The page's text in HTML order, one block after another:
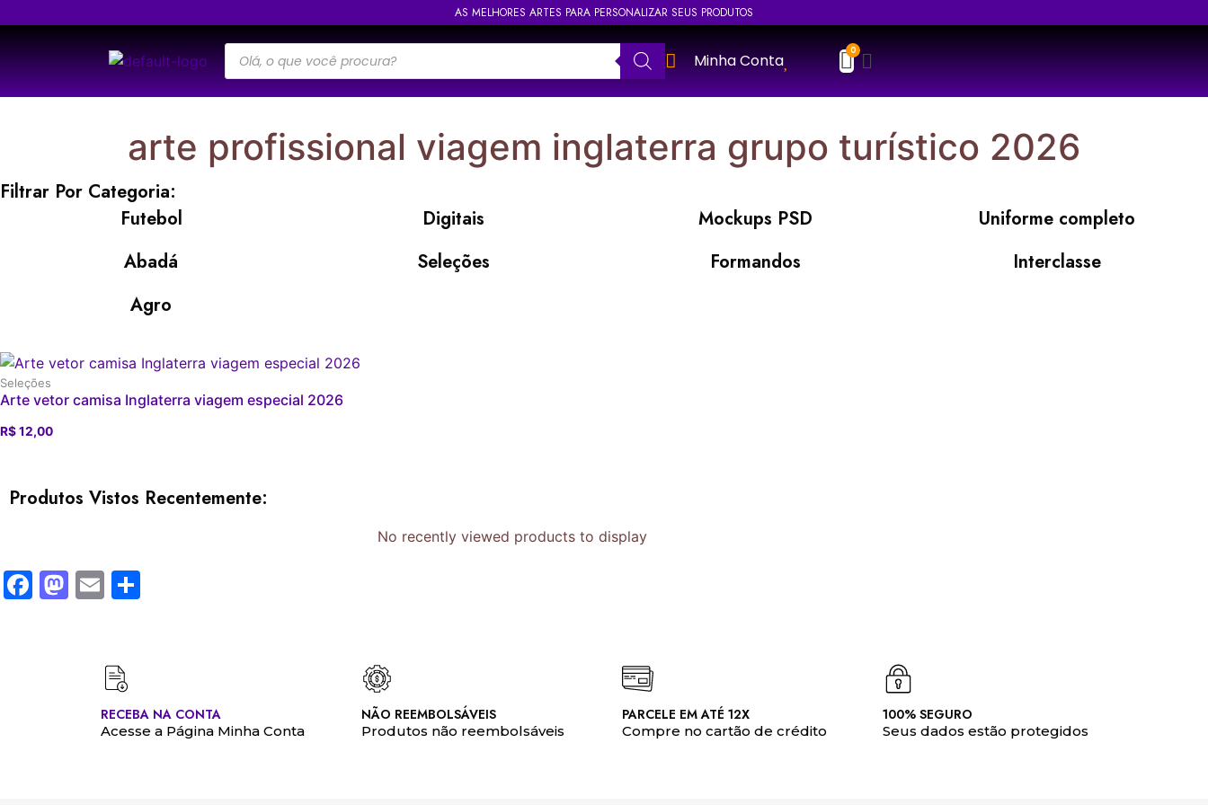
AS MELHORES ARTES PARA PERSONALIZAR SEUS PRODUTOS
Minha Conta
arte profissional viagem inglaterra grupo turístico 2026
Filtrar Por Categoria:
Futebol
Digitais Mockups PSD
Uniforme completo
Abadá
Seleções Formandos
Interclasse
Agro
Seleções
Arte vetor camisa Inglaterra viagem especial 2026
R$12,00
Produtos Vistos Recentemente:
No recently viewed products to display
Facebook
Mastodon
Email
RECEBA NA CONTA
Acesse a Página Minha Conta
NÃO REEMBOLSÁVEIS
Produtos não reembolsáveis
PARCELE EM ATÉ 12X
Compre no cartão de crédito
100% SEGURO
Seus dados estão protegidos